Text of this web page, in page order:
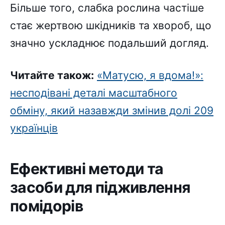
Більше того, слабка рослина частіше
стає жертвою шкідників та хвороб, що
значно ускладнює подальший догляд.
Читайте також: «Матусю, я вдома!»:
несподівані деталі масштабного
обміну, який назавжди змінив долі 209
українців
Ефективні методи та
засоби для підживлення
помідорів